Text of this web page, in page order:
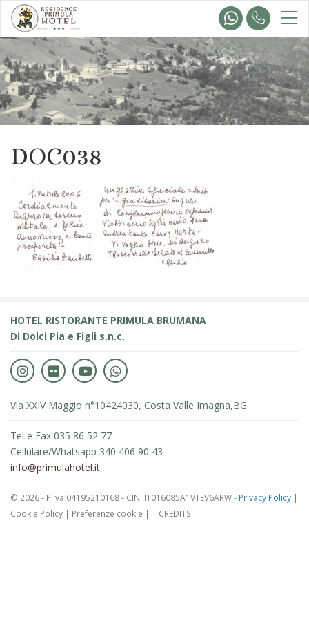
DOC038
HOTEL RISTORANTE PRIMULA BRUMANA
Di Dolci Pia e Figli s.n.c.
Via XXIV Maggio n°10424030, Costa Valle Imagna,BG
Tel e Fax 035 86 52 77
Cellulare/Whatsapp 340 406 90 43
info@primulahotel.it
© 2026 - P.iva 04195210168 - CIN: IT016085A1VTEV6ARW - Privacy Policy |
Cookie Policy | Preferenze cookie | | CREDITS